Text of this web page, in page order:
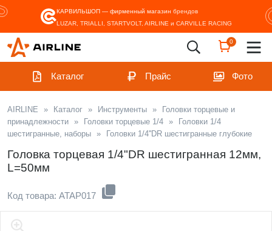
КАРВИЛЬШОП — фирменный магазин брендов
LUZAR, TRIALLI, STARTVOLT, AIRLINE и CARVILLE RACING
0
Каталог Прайс Фото
AIRLINE » Каталог » Инструменты »
Головки торцевые и
принадлежности » Головки торцевые 1/4 »
Головки 1/4
шестигранные, наборы » Головки 1/4''DR шестигранные глубокие
Головка торцевая 1/4"DR шестигранная 12мм,
L=50мм
Код товара: ATAP017